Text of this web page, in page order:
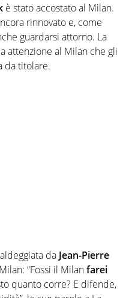
è stato accostato al Milan.
rinnovato e, come
guardarsi attorno. La
attenzione al Milan che gli
da titolare.
da Jean-Pierre
“Fossi il Milanfarei
quanto corre? E difende,